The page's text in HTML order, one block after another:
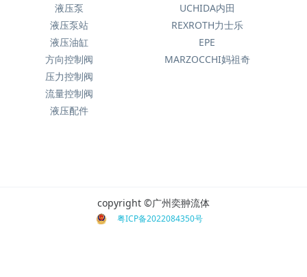
液压泵
液压泵站
液压油缸
方向控制阀
压力控制阀
流量控制阀
液压配件
UCHIDA内田
REXROTH力士乐
EPE
MARZOCCHI妈祖奇
copyright ©广州奕翀流体
粤ICP备2022084350号